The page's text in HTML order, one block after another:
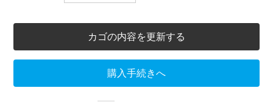
カゴの内容を更新する
購入手続きへ